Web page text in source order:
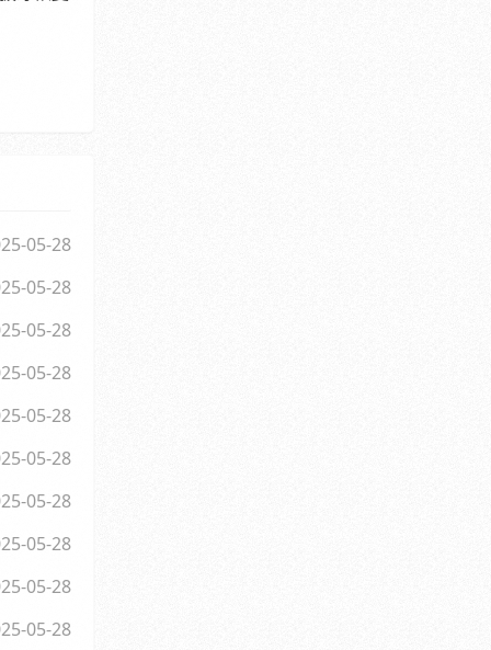
05-28
05-28
05-28
05-28
05-28
05-28
05-28
05-28
05-28
05-28